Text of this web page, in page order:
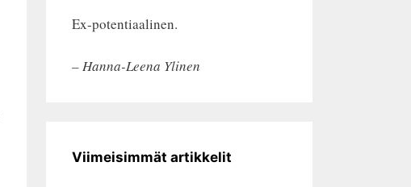
Ex-potentiaalinen.
– Hanna-Leena Ylinen
Viimeisimmät artikkelit